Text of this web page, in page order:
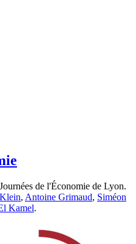
de l'Économie de Lyon.
, Antoine Grimaud, Siméon
Kamel.